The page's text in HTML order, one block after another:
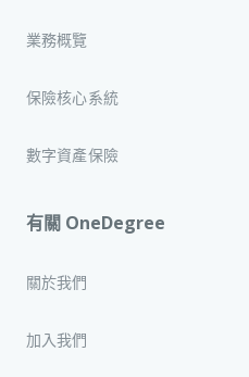
業務概覽
保險核心系統
數字資產保險
有關 OneDegree
關於我們
加入我們